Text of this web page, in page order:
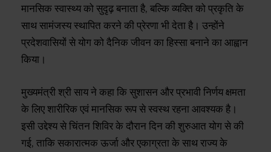
मानसिक स्वास्थ्य को सुदृढ़ बनाता है, बल्कि व्यक्ति को प्रकृति के
साथ सामंजस्य स्थापित करने की प्रेरणा भी देता है। उन्होंने
प्रदेशवासियों से योग को दैनिक जीवन का हिस्सा बनाने का आह्वान
किया।
मुख्यमंत्री श्री साय ने कहा कि सुशासन और प्रभावी निर्णय क्षमता
के लिए शारीरिक एवं मानसिक रूप से स्वस्थ रहना आवश्यक है।
इसी उद्देश्य से चिंतन शिविर के दौरान दिन की शुरुआत योग से की
गई, ताकि सकारात्मक ऊर्जा और एकाग्रता के साथ राज्य के